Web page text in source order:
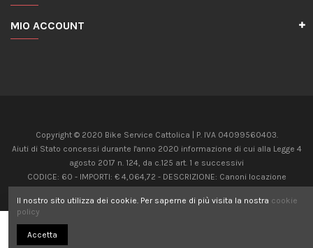
MIO ACCOUNT
Copyright © 2020 Bike Service Cattolica | P. IVA 04099560403.
Aiuti di Stato concessi durante l'anno 2020 informazione di cui alla Legge 4
agosto 2017 n. 124, da c.125 art. 1 e successivi
CODICE: 60 - IMPORTI: € 4,064,72 - DESCRIZIONE: Canoni locazione
CODICE: 20 - IMPORTI: € 8,624,00 - DESCRIZIONE: Contributo Fondo perduto
Il nostro sito utilizza dei cookie. Per saperne di più visita la nostra cookie
policy
Accetta